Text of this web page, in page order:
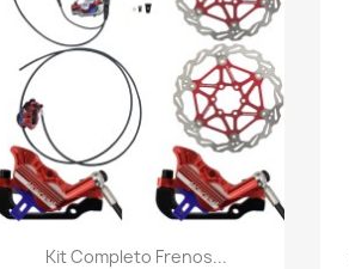
Vista rápida
Kit Completo Frenos...